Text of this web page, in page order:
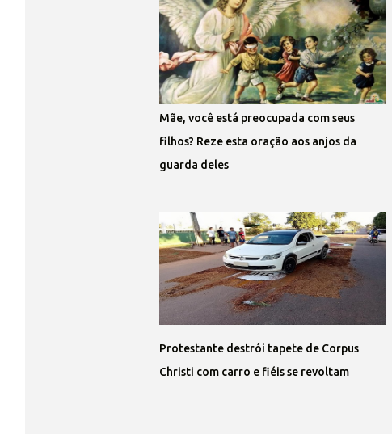
Mãe, você está preocupada com seus
filhos? Reze esta oração aos anjos da
guarda deles
Protestante destrói tapete de Corpus
Christi com carro e fiéis se revoltam